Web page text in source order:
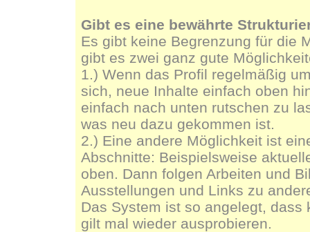
Gibt es eine bewährte
Es gibt keine Begrenzung für die
gibt es zwei ganz gute
1.) Wenn das Profil regelmäßig
sich, neue Inhalte einfach oben
einfach nach unten rutschen zu
was neu dazu gekommen ist.
2.) Eine andere Möglichkeit ist
Abschnitte: Beispielsweise
oben. Dann folgen Arbeiten und
Ausstellungen und Links zu
Das System ist so angelegt,
gilt mal wieder ausprobieren.